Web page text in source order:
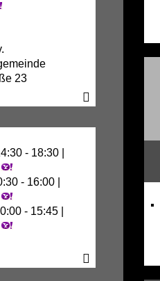
23
- 18:30 |
- 16:00 |
- 15:45 |
Cottbus